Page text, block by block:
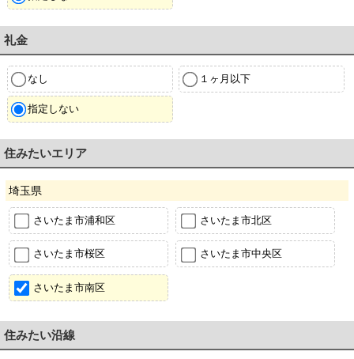
礼金
なし １ヶ月以下
指定しない
住みたいエリア
埼玉県
さいたま市浦和区 さいたま市北区
さいたま市桜区 さいたま市中央区
さいたま市南区
住みたい沿線